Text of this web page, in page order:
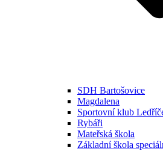
SDH Bartošovice
Magdalena
Sportovní klub
Rybáři
Mateřská škola
Základní škola